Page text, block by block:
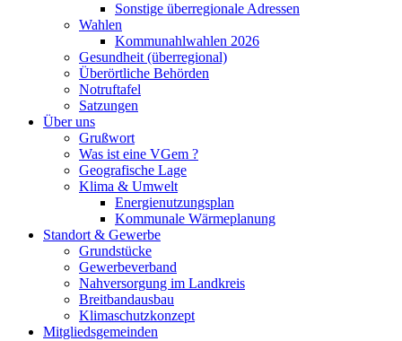
Sonstige überregionale Adressen
Wahlen
Kommunahlwahlen 2026
Gesundheit (überregional)
Überörtliche Behörden
Notruftafel
Satzungen
Über uns
Grußwort
Was ist eine VGem ?
Geografische Lage
Klima & Umwelt
Energienutzungsplan
Kommunale Wärmeplanung
Standort & Gewerbe
Grundstücke
Gewerbeverband
Nahversorgung im Landkreis
Breitbandausbau
Klimaschutzkonzept
Mitgliedsgemeinden